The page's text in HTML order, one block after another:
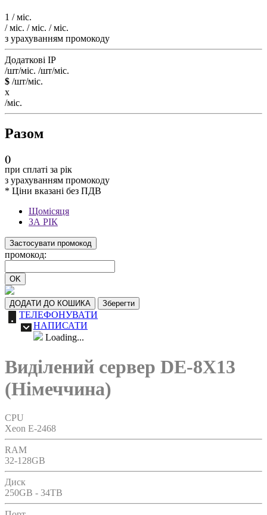
1 / міс.
/ міс. / міс. / міс.
з урахуванням промокоду
Додаткові IP
/шт/міс. /шт/міс.
$ /шт/міс.
x
/міс.
Разом
()
при сплаті за рік
з урахуванням промокоду
* Ціни вказані без ПДВ
Щомісяця
ЗА РІК
Застосувати промокод
промокод:
OK
ДОДАТИ ДО КОШИКА Зберегти
ТЕЛЕФОНУВАТИ
НАПИСАТИ
Loading...
Виділений сервер DE-8X13
(Німеччина)
CPU
Xeon E-2468
RAM
32-128GB
Диск
250GB - 34TB